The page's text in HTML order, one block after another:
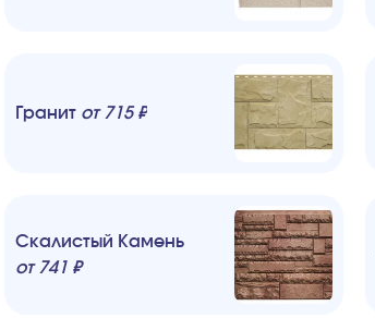
Гранит от 715₽
Скалистый Камень
от 741 ₽